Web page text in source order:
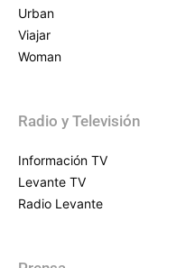
Urban
Viajar
Woman
Radio y Televisión
Información TV
Levante TV
Radio Levante